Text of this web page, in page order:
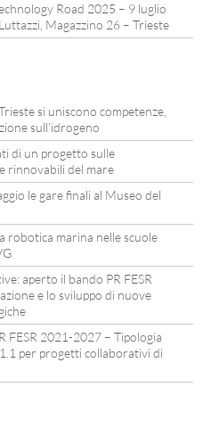
Road 2025 – 9 luglio
Magazzino 26 – Trieste
si uniscono competenze,
sull’idrogeno
di un progetto sulle
rinnovabili del mare
le gare finali al Museo del
robotica marina nelle scuole
aperto il bando PR FESR
e lo sviluppo di nuove
FESR 2021-2027 – Tipologia
per progetti collaborativi di